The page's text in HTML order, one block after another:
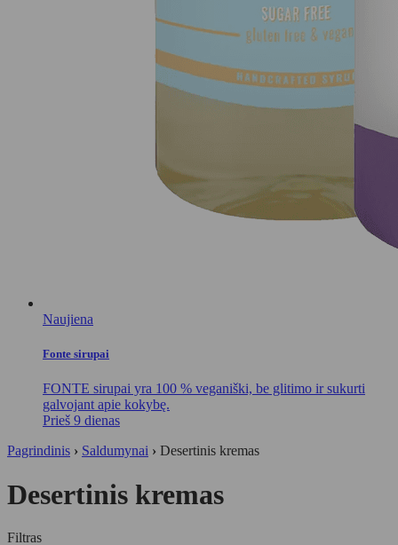
Naujiena
Fonte sirupai
FONTE sirupai yra 100 % veganiški, be glitimo ir sukurti
galvojant apie kokybę.
Prieš 9 dienas
Pagrindinis › Saldumynai › Desertinis kremas
Desertinis kremas
Filtras